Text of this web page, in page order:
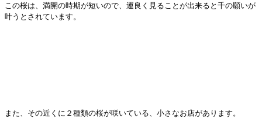
この桜は、満開の時期が短いので、運良く見ることが出来ると千の願いが
叶うとされています。
また、その近くに２種類の桜が咲いている、小さなお店があります。